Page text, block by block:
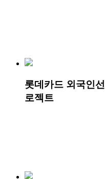
롯데카드 외국인
로젝트